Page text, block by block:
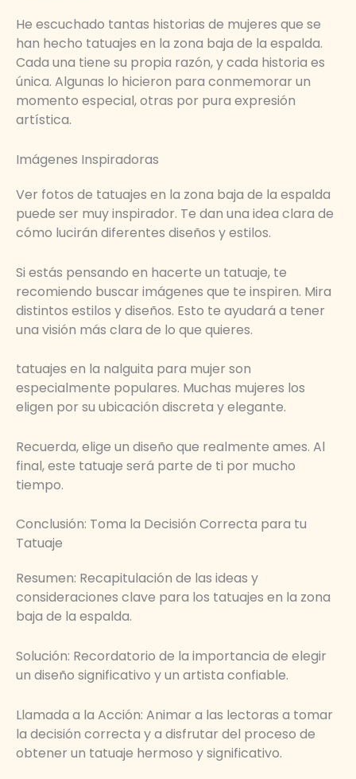
He escuchado tantas historias de mujeres que se
han hecho tatuajes en la zona baja de la espalda.
Cada una tiene su propia razón, y cada historia es
única. Algunas lo hicieron para conmemorar un
momento especial, otras por pura expresión
artística.
Imágenes Inspiradoras
Ver fotos de tatuajes en la zona baja de la espalda
puede ser muy inspirador. Te dan una idea clara de
cómo lucirán diferentes diseños y estilos.
Si estás pensando en hacerte un tatuaje, te
recomiendo buscar imágenes que te inspiren. Mira
distintos estilos y diseños. Esto te ayudará a tener
una visión más clara de lo que quieres.
tatuajes en la nalguita para mujer son
especialmente populares. Muchas mujeres los
eligen por su ubicación discreta y elegante.
Recuerda, elige un diseño que realmente ames. Al
final, este tatuaje será parte de ti por mucho
tiempo.
Conclusión: Toma la Decisión Correcta para tu
Tatuaje
Resumen: Recapitulación de las ideas y
consideraciones clave para los tatuajes en la zona
baja de la espalda.
Solución: Recordatorio de la importancia de elegir
un diseño significativo y un artista confiable.
Llamada a la Acción: Animar a las lectoras a tomar
la decisión correcta y a disfrutar del proceso de
obtener un tatuaje hermoso y significativo.